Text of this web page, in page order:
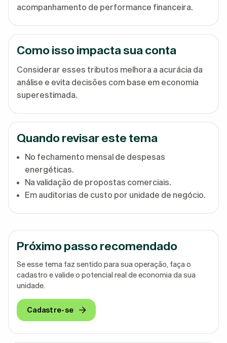
acompanhamento de performance financeira.
Como isso impacta sua conta
Considerar esses tributos melhora a acurácia da
análise e evita decisões com base em economia
superestimada.
Quando revisar este tema
No fechamento mensal de despesas
energéticas.
Na validação de propostas comerciais.
Em auditorias de custo por unidade de negócio.
Próximo passo recomendado
Se esse tema faz sentido para sua operação, faça o
cadastro e valide o potencial real de economia da sua
unidade.
Cadastre-se